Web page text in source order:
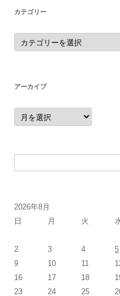
カテゴリー
カ
テ
ゴ
アーカイブ
ア
ー
カ
2026年8月
日
月 火
2
3 4 5
9
10 11
16
17 18
23
24 25